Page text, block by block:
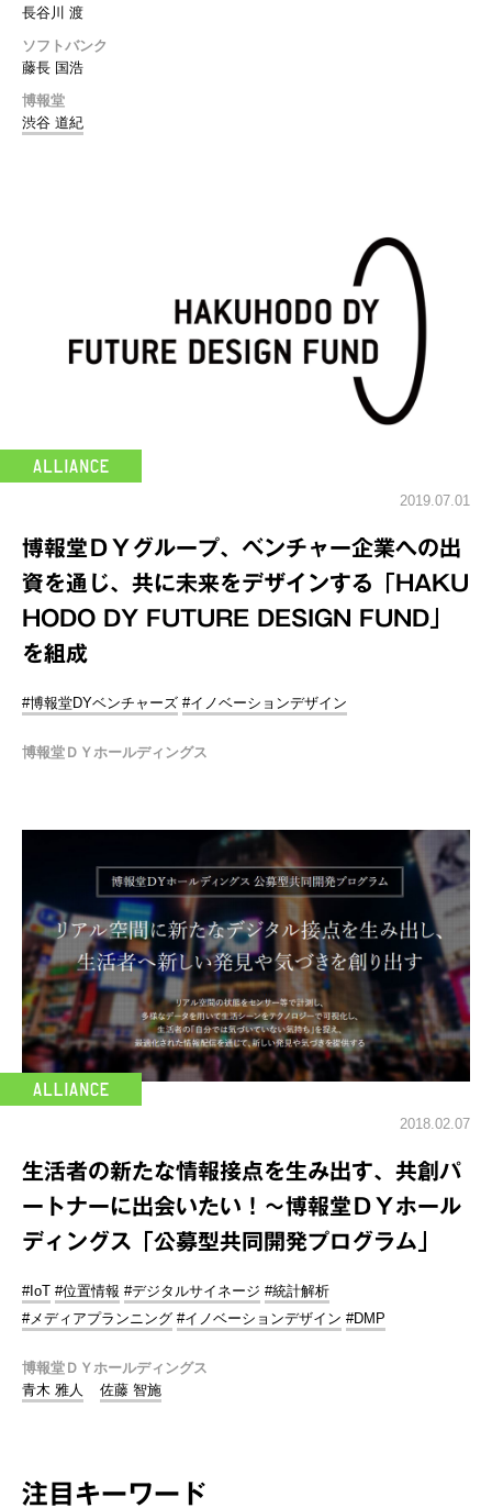
長谷川 渡
ソフトバンク
藤長 国浩
博報堂
渋谷 道紀
2019.07.01
博報堂ＤＹグループ、ベンチャー企業への出
資を通じ、共に未来をデザインする「HAKU
HODO DY FUTURE DESIGN FUND」
を組成
#博報堂DYベンチャーズ #イノベーションデザイン
博報堂ＤＹホールディングス
2018.02.07
生活者の新たな情報接点を生み出す、共創パ
ートナーに出会いたい！～博報堂ＤＹホール
ディングス「公募型共同開発プログラム」
#IoT #位置情報 #デジタルサイネージ #統計解析
#メディアプランニング #イノベーションデザイン #DMP
博報堂ＤＹホールディングス
青木 雅人
佐藤 智施
注目キーワード